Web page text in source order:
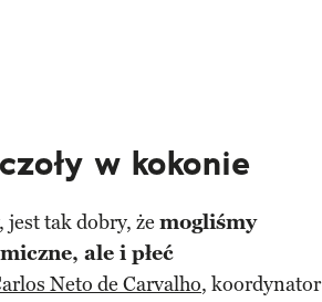
w kokonie
jest tak dobry, że mogliśmy
ale i płeć
Neto de Carvalho, koordynator